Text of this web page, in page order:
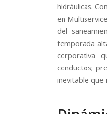
hidráulicas.
en
del
temporada
corporativa
conductos;
inevitable que